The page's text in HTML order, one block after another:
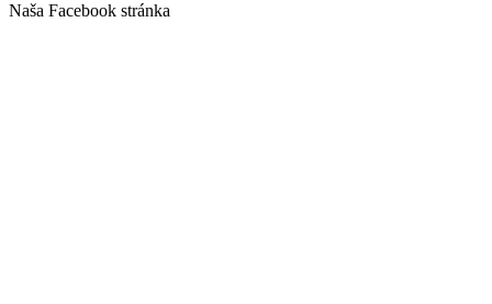
Naša Facebook stránka